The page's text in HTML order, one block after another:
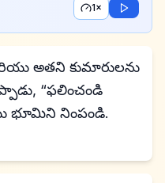
1×
“ఫలించండి
భూమిని నింపండి.